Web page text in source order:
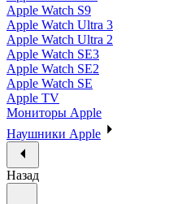
Apple Watch S9
Apple Watch Ultra 3
Apple Watch Ultra 2
Apple Watch SE3
Apple Watch SE2
Apple Watch SE
Apple TV
Мониторы Apple
Наушники Apple
Назад